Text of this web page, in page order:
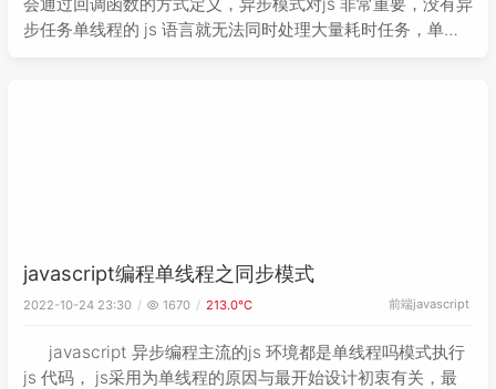
步任务单线程的 js 语言就无法同时处理大量耗时任务，单线
javascript编程单线程之同步模式
2022-10-24 23:30 1670 213.0℃ 前端javascript
javascript 异步编程主流的js 环境都是单线程吗模式执行
js 代码， js采用为单线程的原因与最开始设计初衷有关，最